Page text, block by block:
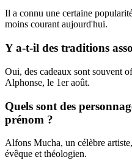
Il a connu une certaine
moins courant aujourd'hui.
Y a-t-il des traditions
Oui, des cadeaux sont souvent
Alphonse, le 1er août.
Quels sont des
prénom ?
Alfons Mucha, un célèbre
évêque et théologien.